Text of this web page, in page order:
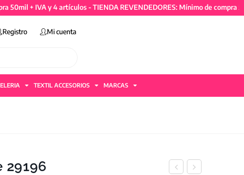
+ IVA y 4 artículos - TIENDA REVENDEDORES: Mínimo de compra
Registro Mi cuenta
TEXTIL ACCESORIOS MARCAS
29196